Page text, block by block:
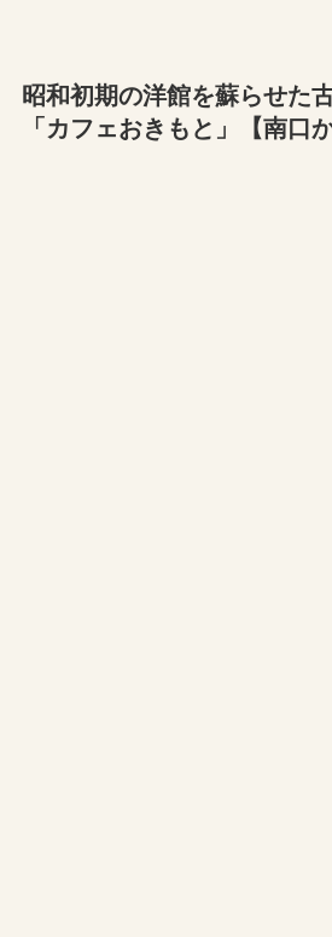
昭和初期の洋館を蘇らせた
「カフェおきもと」【南口